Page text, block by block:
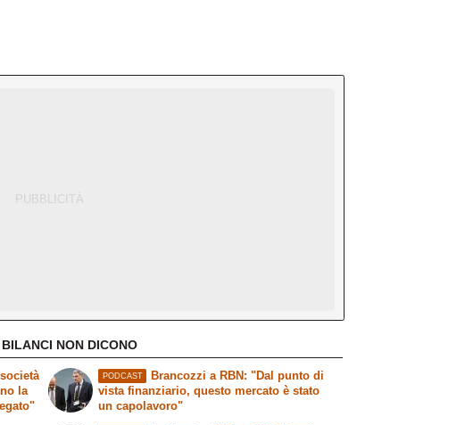
NON DICONO
la
PODCAST
Brancozzi a RBN: "Dal punto di
vista finanziario, questo mercato è stato
un capolavoro"